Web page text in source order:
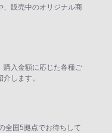
、販売中のオリジナル商
購入金額に応じた各種ご
します。
全国5拠点でお待ちして